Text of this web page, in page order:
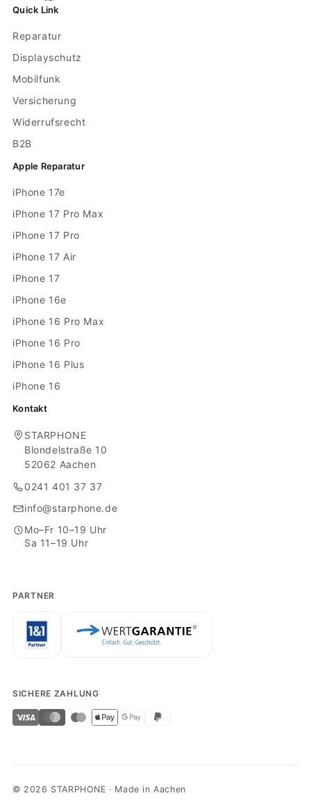
Quick Link
Reparatur
Displayschutz
Mobilfunk
Versicherung
Widerrufsrecht
B2B
Apple Reparatur
iPhone 17e
iPhone 17 Pro Max
iPhone 17 Pro
iPhone 17 Air
iPhone 17
iPhone 16e
iPhone 16 Pro Max
iPhone 16 Pro
iPhone 16 Plus
iPhone 16
Kontakt
STARPHONE
Blondelstraße 10
52062 Aachen
0241 401 37 37
info@starphone.de
Mo–Fr 10–19 Uhr
Sa 11–19 Uhr
PARTNER
SICHERE ZAHLUNG
© 2026 STARPHONE · Made in Aachen